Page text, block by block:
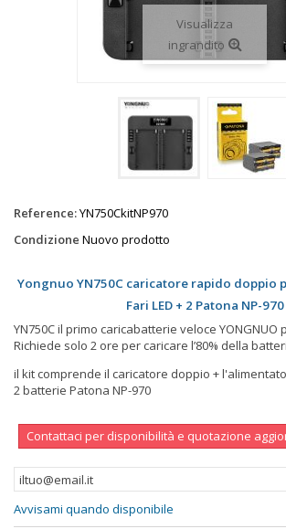
Visualizza
ingrandito
Reference:YN750CkitNP970
Condizione Nuovo prodotto
Yongnuo YN750C caricatore rapido doppio
Fari LED + 2 Patona NP-970
YN750C il primo caricabatterie veloce
Richiede solo 2 ore per caricare l’80% della
il kit comprende il caricatore doppio +
2 batterie Patona NP-970
Contattaci per disponibilità e quotazione
Avvisami quando disponibile